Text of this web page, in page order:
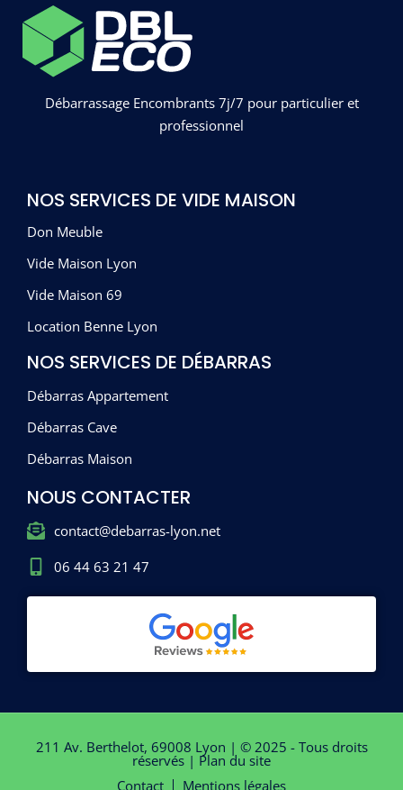
Débarrassage Encombrants 7j/7 pour particulier et
professionnel
NOS SERVICES DE VIDE MAISON
Don Meuble
Vide Maison Lyon
Vide Maison 69
Location Benne Lyon
NOS SERVICES DE DÉBARRAS
Débarras Appartement
Débarras Cave
Débarras Maison
NOUS CONTACTER
contact@debarras-lyon.net
06 44 63 21 47
211 Av. Berthelot, 69008 Lyon | © 2025 - Tous droits
réservés | Plan du site
Contact
Mentions légales